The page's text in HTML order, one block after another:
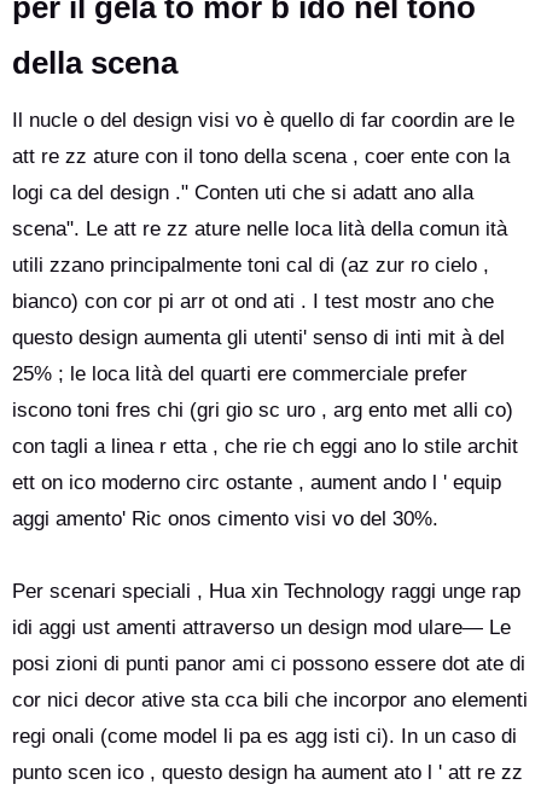
per il gela to mor b ido nel tono
della scena
Il nucle o del design visi vo è quello di far coordin are le
att re zz ature con il tono della scena , coer ente con la
logi ca del design ." Conten uti che si adatt ano alla
scena". Le att re zz ature nelle loca lità della comun ità
utili zzano principalmente toni cal di (az zur ro cielo ,
bianco) con cor pi arr ot ond ati . I test mostr ano che
questo design aumenta gli utenti' senso di inti mit à del
25% ; le loca lità del quarti ere commerciale prefer
iscono toni fres chi (gri gio sc uro , arg ento met alli co)
con tagli a linea r etta , che rie ch eggi ano lo stile archit
ett on ico moderno circ ostante , aument ando l ' equip
aggi amento' Ric onos cimento visi vo del 30%.
Per scenari speciali , Hua xin Technology raggi unge rap
idi aggi ust amenti attraverso un design mod ulare— Le
posi zioni di punti panor ami ci possono essere dot ate di
cor nici decor ative sta cca bili che incorpor ano elementi
regi onali (come model li pa es agg isti ci). In un caso di
punto scen ico , questo design ha aument ato l ' att re zz